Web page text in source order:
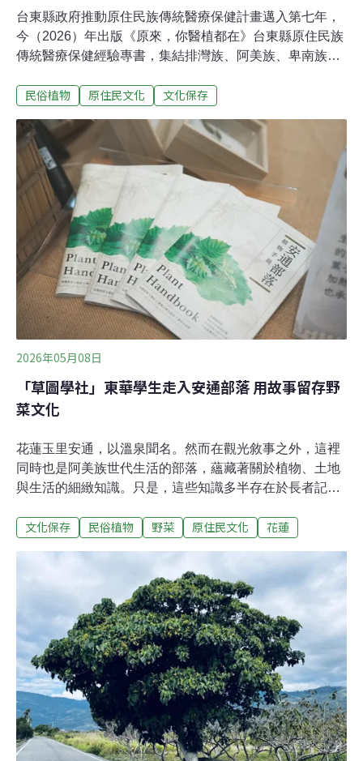
台東縣政府推動原住民族傳統醫療保健計畫邁入第七年，
今（2026）年出版《原來，你醫植都在》台東縣原住民族
傳統醫療保健經驗專書，集結排灣族、阿美族、卑南族、
經驗。不同於一般由學者主導的植物圖鑑，這本書由16個
近20次編輯及專業諮詢會議、多次跨區踏查，從長者的生
活經驗出發，整理出植物、土地、身體與文化之間緊密相
連的知識系統。從照顧身體到照護文化 長者轉變為文化
傳承者台東縣政府原住民族行政處處長高忠雲表示，這本
書的起點，源自對文化健康站長期照顧服務政策中的一個
思考：除了照顧長者的身體，縣府還能為部落留下什麼？
他指出，文健站長年陪伴長者，也逐漸看見長者身上蘊含
的生活智慧，包括飲食、編織、文化及歌謠採集與傳統植
物使用經驗。這些經驗並非抽象知識，而是長者在成長過
程中，如何使用住家周圍、菜園、山林與海
民俗植物 原住民文化 文化保存
2026年05月08日
「草圖學社」東華學生走入安通部落 用故事留存野
菜文化
花蓮玉里安通，以溫泉聞名。然而在觀光敘事之外，這裡
同時也是阿美族世代生活的部落，蘊藏著關於植物、土地
與生活的細緻知識。只是，這些知識多半存在於長者記憶
2025年夏天，一群來自國立東華大學自然資源與環境學系
名，參與農業部農村發展及水土保持署「114年大專生洄
游農村計畫」，在安通部落駐村44天，最終獲得全國競賽
銀獎。對團隊總召李昶勳而言，這段歷程的價值，並不在
於名次，而是在於一個更根本的問題——大學所學，是否
能真正回應現實。從課堂到部落 知識如何學以致用「我們
其實一直在想，學了這麼多東西，到底怎麼用？」李昶勳
說。自然資源與環境學系涵蓋環境教育、生態、地科等多
元領域，知識面向廣泛，但在課堂中多半是分科教學，彼
此之間缺乏整合的機會。對他而言，這樣的學習方式留下
了一個長期的疑問：這些知識是否有可能在一個
文化保存 民俗植物 野菜 原住民文化 花蓮